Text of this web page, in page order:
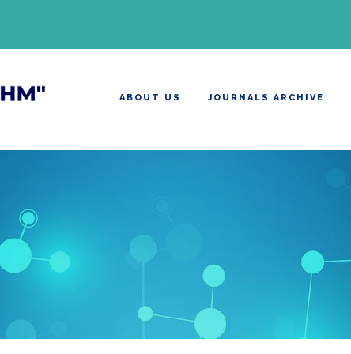
ABOUT US JOURNALS ARCHIVE